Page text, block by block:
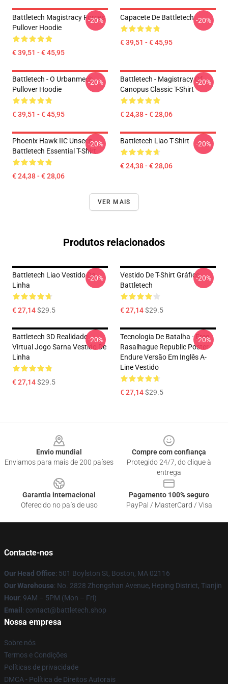
Battletech Magistracy Forces
Pullover Hoodie
€ 39,51 - € 45,95
-20% Capacete De Battletech
€ 39,51 - € 45,95
-20%
Battletech - O Urbanmech
Pullover Hoodie
€ 39,51 - € 45,95
-20%
Battletech - Magistracy Of
Canopus Classic T-Shirt
€ 24,38 - € 28,06
-20%
Phoenix Hawk IIC Unseen
Battletech Essential T-Shirt
€ 24,38 - € 28,06
-20% Battletech Liao T-Shirt
€ 24,38 - € 28,06
-20%
VER MAIS
Produtos relacionados
Battletech Liao Vestido De
Linha
€ 27,14$29.5
-20%
Vestido De T-Shirt Gráfico
Battletech
€ 27,14$29.5
-20%
Battletech 3D Realidade
Virtual Jogo Sarna Vestido De
Linha
€ 27,14$29.5
-20%
Tecnologia De Batalha - Free
Rasalhague Republic Poster
Endure Versão Em Inglês A-
Line Vestido
€ 27,14$29.5
-20%
Envio mundial
Enviamos para mais de 200 países
Compre com confiança
Protegido 24/7, do clique à
entrega
Garantia internacional
Oferecido no país de uso
Pagamento 100% seguro
PayPal / MasterCard / Visa
Contacte-nos
Our Head Office: 501 Boylston St, Boston, MA 02116
Our Warehouse: No. 2828 Zhongshan Avenue, Heping District, Tianjin
Hour: 9AM – 5PM (Mon – Fri)
Email : contact@battletech.shop
Nossa empresa
Sobre nós
Termos e Condições
Políticas de privacidade
DMCA - Política de Direitos Autorais